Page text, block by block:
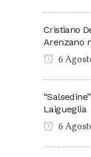
Cristiano
Arenzano
6
Laigueglia
6